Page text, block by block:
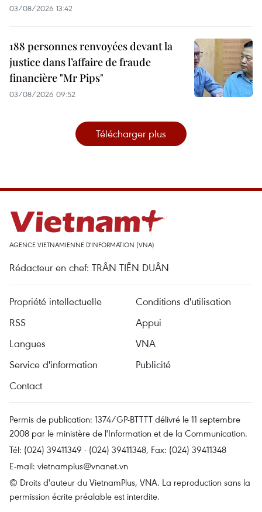
03/08/2026 13:42
188 personnes renvoyées devant la
justice dans l’affaire de fraude
financière "Mr Pips"
03/08/2026 09:52
Télécharger plus
AGENCE VIETNAMIENNE D'INFORMATION (VNA)
Rédacteur en chef: TRÂN TIÊN DUÂN
Propriété intellectuelle
Conditions d'utilisation
RSS
Appui
Langues
VNA
Service d'information
Publicité
Contact
Permis de publication: 1374/GP-BTTTT délivré le 11 septembre
2008 par le ministère de l'Information et de la Communication.
Tél: (024) 39411349 - (024) 39411348, Fax: (024) 39411348
E-mail: vietnamplus@vnanet.vn
© Droits d'auteur du VietnamPlus, VNA. La reproduction sans la
permission écrite préalable est interdite.